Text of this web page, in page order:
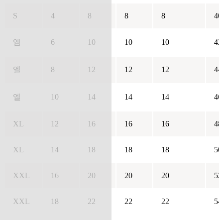
S 4 8 8 8 40
엠 6 10 10 10 42
엘 8 12 12 12 44
엘 10 14 14 14 46
XL 12 16 16 16 48
XL 14 18 18 18 50
XXL 16 20 20 20 52
XXL 18 22 22 22 54